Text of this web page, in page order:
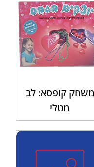
משחק קופסא: לב
מטלי